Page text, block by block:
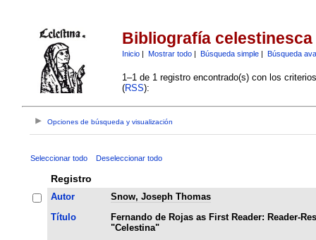
Bibliografía celestinesca
Inicio| Mostrar todo| Búsqueda simple| Búsqueda
1–1 de 1 registro encontrado(s) con los
(RSS):
Opciones de búsqueda y visualización
Seleccionar todo Deseleccionar todo
Registro
Autor
Snow, Joseph Thomas
Título
Fernando de Rojas as First Reader: Reader-
"Celestina"